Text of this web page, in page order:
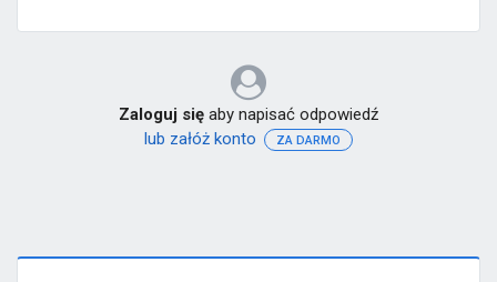
Zaloguj się aby napisać odpowiedź
lub załóż konto
ZA DARMO